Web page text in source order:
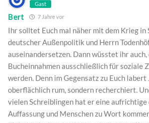
Gast
Bert 7 Jahre vor
Ihr solltet Euch mal näher mit dem Krieg in
deutscher Außenpolitik und Herrn
auseinandersetzen. Dann wüsstet ihr auch,
Bucheinnahmen ausschließlich für soziale
werden. Denn im Gegensatz zu Euch
oberflächlich rum, sondern recherchiert.
vielen Schreiblingen hat er eine
Auffassung und Menschen zu Wort